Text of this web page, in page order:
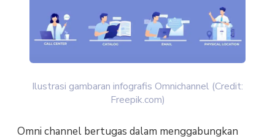
Ilustrasi gambaran infografis Omnichannel (Credit:
Freepik.com)
Omni channel bertugas dalam menggabungkan